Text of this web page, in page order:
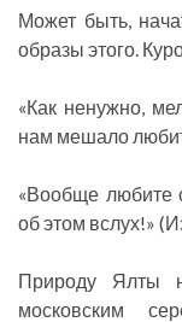
Может быть,
образы этого.
«Как ненужно,
нам мешало
«Вообще любите
об этом вслух!»
Природу Ялты
московским